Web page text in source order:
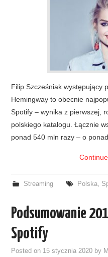
Filip Szcześniak występujący
Hemingway to obecnie
Spotify – wynika z pierwszej,
polskiego katalogu. Łącznie
ponad 540 mln razy – o
Streaming Polska,
Podsumowanie
Spotify
Posted on 15 stycznia 2020 by